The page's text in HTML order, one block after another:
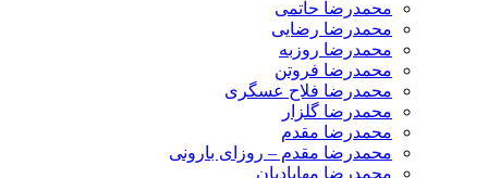
محمدرضا حاتمی
محمدرضا رضایی
محمدرضا روزبه
محمدرضا فروتن
محمدرضا فلاح عسگری
محمدرضا گلزار
محمدرضا مقدم
محمدرضا مقدم – روزای بارونی
محمدرضا مهابادیان